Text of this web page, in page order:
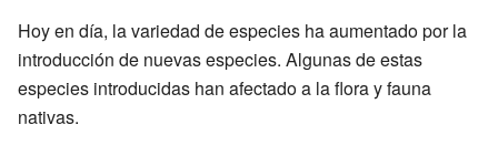
Hoy en día, la variedad de especies ha aumentado por la
introducción de nuevas especies. Algunas de estas
especies introducidas han afectado a la flora y fauna
nativas.